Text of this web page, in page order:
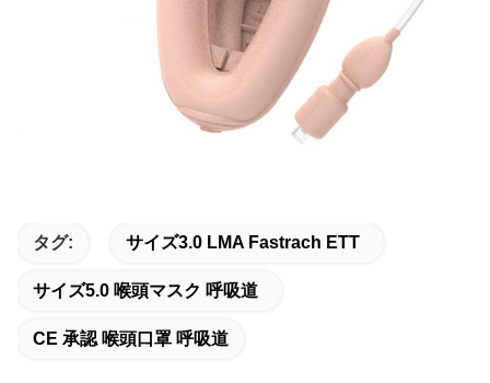
タグ: サイズ3.0 LMA Fastrach ETT
サイズ5.0 喉頭マスク 呼吸道
CE 承認 喉頭口罩 呼吸道